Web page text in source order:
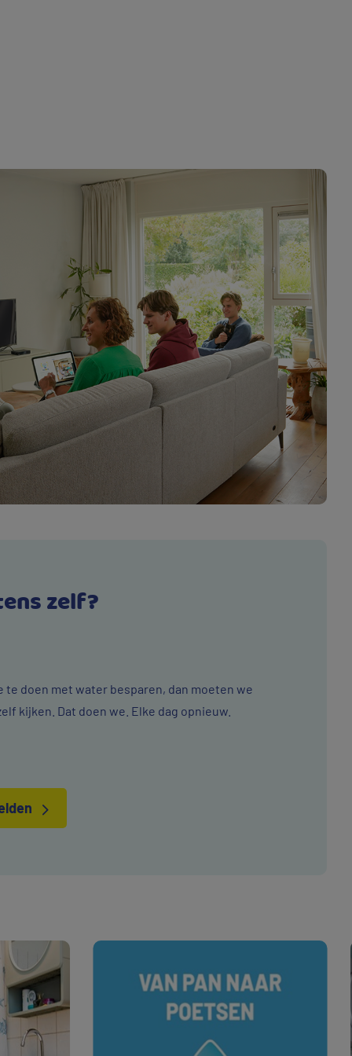
zelf?
te doen met water besparen, dan moeten we
kijken. Dat doen we. Elke dag opnieuw.